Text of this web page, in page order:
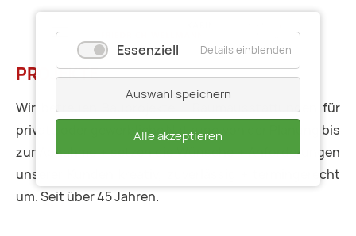
PROJEKTE
Wir betreuen Bauprojekte + Raumausstattungen für
private oder gewerbliche Nutzung von der Planung bis
zur Abnahme + setzen die Wünsche + Anforderungen
unserer Kunden kreativ, zuverlässig + termingerecht
um. Seit über 45 Jahren.
Essenziell Details einblenden
Auswahl speichern
Alle akzeptieren